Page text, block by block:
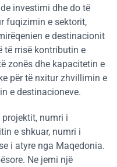
investimi dhe do të
fuqizimin e sektorit,
e destinacionit
të rrisë kontributin e
zonës dhe kapacitetin e
për të nxitur zhvillimin e
e destinacioneve.
numri i
e shkuar, numri i
i atyre nga Maqedonia.
Ne jemi një